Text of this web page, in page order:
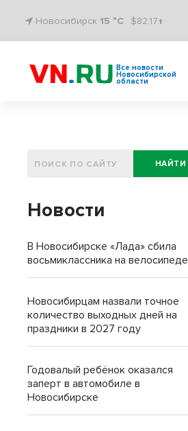
Новосибирск 15 °C $82.17↑
Все новости
Новосибирской
области
НАЙТИ
Новости
В Новосибирске «Лада» сбила
восьмиклассника на велосипеде
Новосибирцам назвали точное
количество выходных дней на
праздники в 2027 году
Годовалый ребёнок оказался
заперт в автомобиле в
Новосибирске